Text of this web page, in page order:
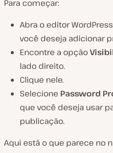
Para começar:
Abra o editor
você deseja adicionar
Encontre a opção
lado direito.
Clique nele.
Selecione Password
que você deseja usar
publicação.
Aqui está o que parece no